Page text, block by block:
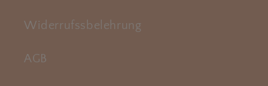
Widerrufssbelehrung
AGB